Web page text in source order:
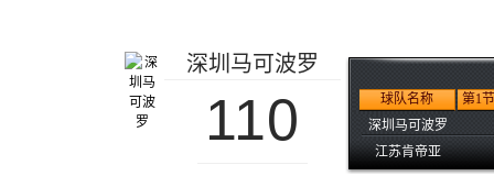
深圳马可波罗
110 球队名称
第1节
深圳马可波罗
江苏肯帝亚